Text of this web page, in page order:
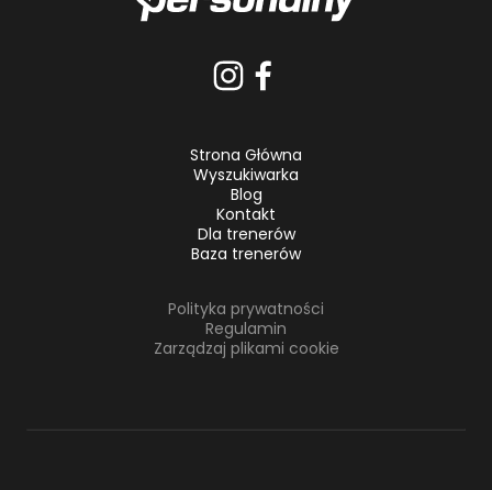
Strona Główna
Wyszukiwarka
Blog
Kontakt
Dla trenerów
Baza trenerów
Polityka prywatności
Regulamin
Zarządzaj plikami cookie